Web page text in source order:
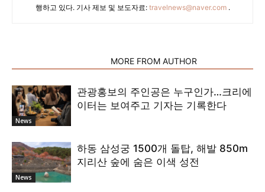
행하고 있다. 기사 제보 및 보도자료: travelnews@naver.com.
MORE FROM AUTHOR
News
관광홍보의 주인공은 누구인가…크리에
이터는 보여주고 기자는 기록한다
News
하동 삼성궁 1500개 돌탑, 해발 850m
지리산 숲에 숨은 이색 성전